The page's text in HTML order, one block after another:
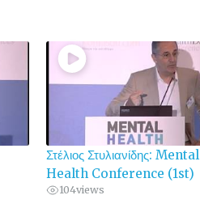
Στέλιος Στυλιανίδης: Mental
Health Conference (1st)
104views